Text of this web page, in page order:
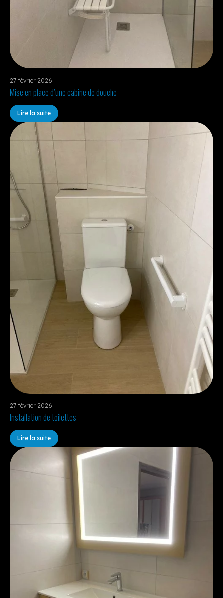
27 février 2026
Mise en place d’une cabine de douche
Lire la suite
27 février 2026
Installation de toilettes
Lire la suite